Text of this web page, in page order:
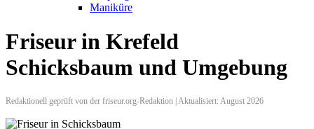
Maniküre
Friseur in Krefeld
Schicksbaum und Umgebung
Redaktionell geprüft von der friseur.org-Redaktion | Aktualisiert: August 2026